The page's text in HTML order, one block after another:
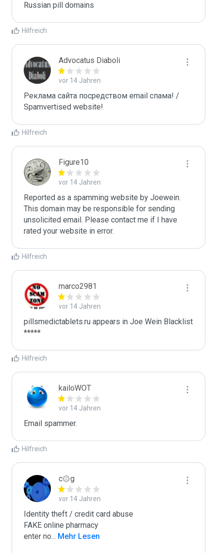
Russian pill domains
Hilfreich
Advocatus Diaboli
vor 14 Jahren
Реклама сайта посредством email спама! /
Spamvertised website!
Hilfreich
Figure10
vor 14 Jahren
Reported as a spamming website by Joewein.
This domain may be responsible for sending
unsolicited email. Please contact me if I have
rated your website in error.
Hilfreich
marco2981
vor 14 Jahren
pillsmedictablets.ru appears in Joe Wein Blacklist
*****
Hilfreich
kailoWOT
vor 14 Jahren
Email spammer.
Hilfreich
c۞g
vor 14 Jahren
Identity theft / credit card abuse
FAKE online pharmacy
enter no... Mehr Lesen